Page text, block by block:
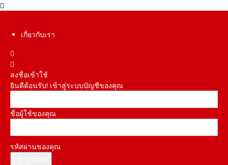
เกี่ยวกับเรา
ลงชื่อเข้าใช้
ยินดีต้อนรับ! เข้าสู่ระบบบัญชีของคุณ
ชื่อผู้ใช้ของคุณ
รหัสผ่านของคุณ